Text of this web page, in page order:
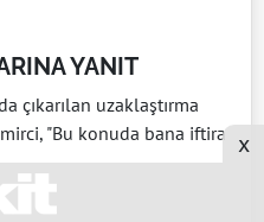
YANIT
çıkarılan uzaklaştırma
"Bu konuda bana iftira x